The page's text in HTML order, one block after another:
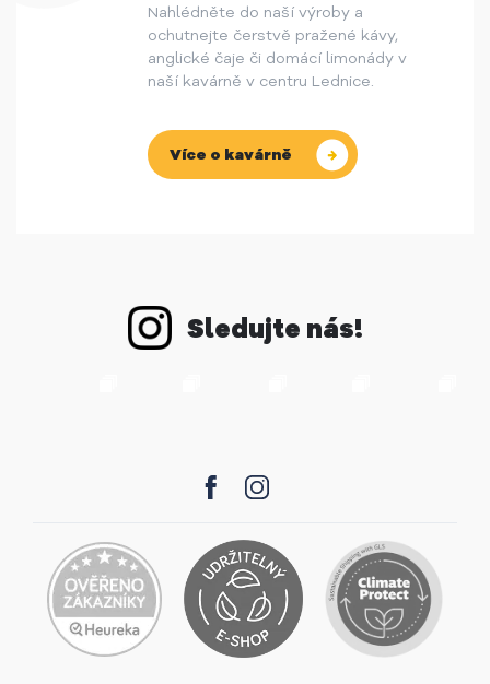
Nahlédněte do naší výroby a
ochutnejte čerstvě pražené kávy,
anglické čaje či domácí limonády v
naší kavárně v centru Lednice.
Více o kavárně
Sledujte nás!